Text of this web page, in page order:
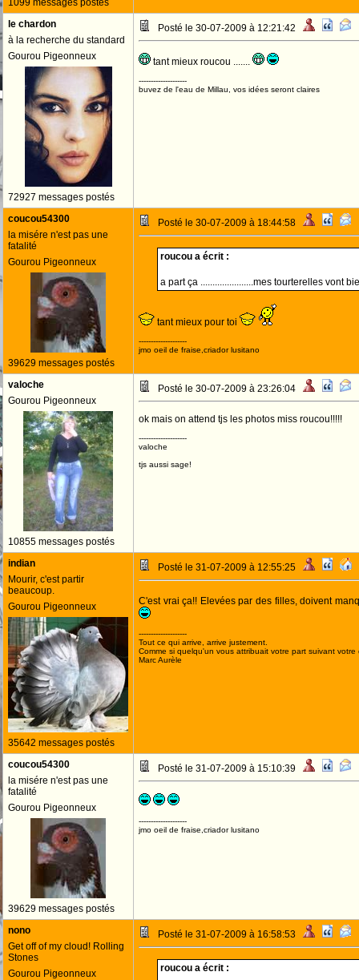
1099 messages postés
le chardon
à la recherche du standard
Gourou Pigeonneux
72927 messages postés
Posté le 30-07-2009 à 12:21:42
tant mieux roucou .......
--------------------
buvez de l'eau de Millau, vos idées seront claires
coucou54300
la misére n'est pas une
fatalité
Gourou Pigeonneux
39629 messages postés
Posté le 30-07-2009 à 18:44:58
roucou a écrit :
a part ça ......................mes tourterelles vont
tant mieux pour toi
--------------------
jmo oeil de fraise,criador lusitano
valoche
Gourou Pigeonneux
10855 messages postés
Posté le 30-07-2009 à 23:26:04
ok mais on attend tjs les photos miss roucou!!!!!
--------------------
valoche
tjs aussi sage!
indian
Mourir, c'est partir
beaucoup.
Gourou Pigeonneux
35642 messages postés
Posté le 31-07-2009 à 12:55:25
C'est vrai ça!! Elevées par des filles, doivent
--------------------
Tout ce qui arrive, arrive justement.
Comme si quelqu'un vous attribuait votre part suivant votre
Marc Aurèle
coucou54300
la misére n'est pas une
fatalité
Gourou Pigeonneux
39629 messages postés
Posté le 31-07-2009 à 15:10:39
--------------------
jmo oeil de fraise,criador lusitano
nono
Get off of my cloud! Rolling
Stones
Gourou Pigeonneux
Posté le 31-07-2009 à 16:58:53
roucou a écrit :